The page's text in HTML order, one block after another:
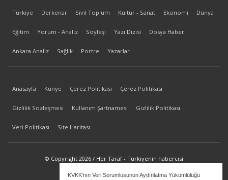
KVKK'nın Veri Sorumlusunun Aydınlatma Yükümlülüğü
Türkiye Derkenar Sivil Toplum Kültür - Sanat Ekonomi Dünya
Eğitim Yorum - Analiz Söyleşi Yazı Dizisi Dosya Haber
Ankara Analiz Sağlık Portre Yazarlar
Anasayfa Künye Çerez Politikası Çerez Politikası
Gizlilik Sözleşmesi Kullanım Şartnamesi Gizlilik Politikası
Veri Politikası Site Haritası
© Copyright 2026 / Her Taraf - Türkiyenin habercisi